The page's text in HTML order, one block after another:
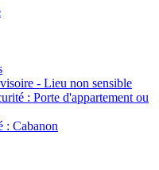
- Lieu non sensible
: Porte d'appartement ou
: Cabanon